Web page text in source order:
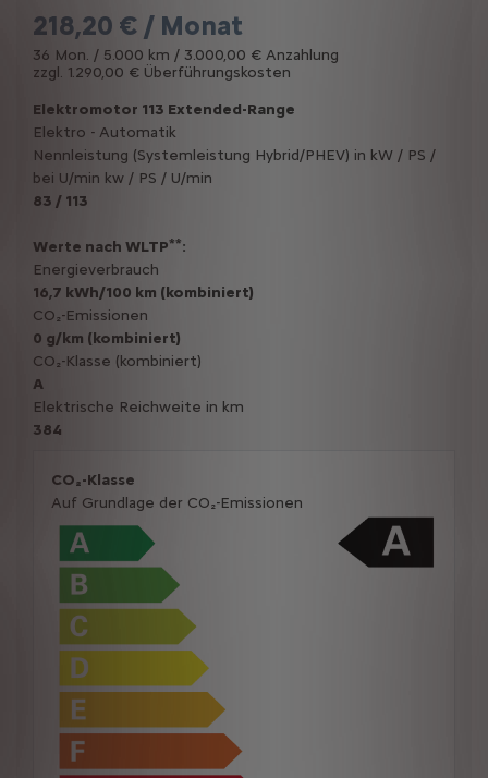
218,20 € / Monat
36 Mon. / 5.000 km / 3.000,00 € Anzahlung
zzgl. 1.290,00 € Überführungskosten
Elektromotor 113 Extended-Range
Elektro - Automatik
Nennleistung (Systemleistung Hybrid/PHEV) in kW / PS /
bei U/min kw / PS / U/min
83 / 113
Werte nach WLTP**:
Energieverbrauch
16,7 kWh/100 km (kombiniert)
CO₂-Emissionen
0 g/km (kombiniert)
CO₂-Klasse (kombiniert)
A
Elektrische Reichweite in km
384
CO₂-Klasse
Auf Grundlage der CO₂-Emissionen